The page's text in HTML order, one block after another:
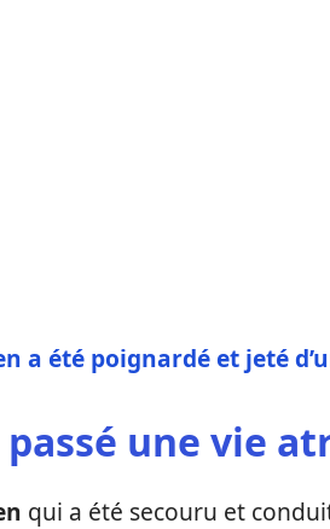
a été poignardé et jeté
une vie
qui a été secouru et